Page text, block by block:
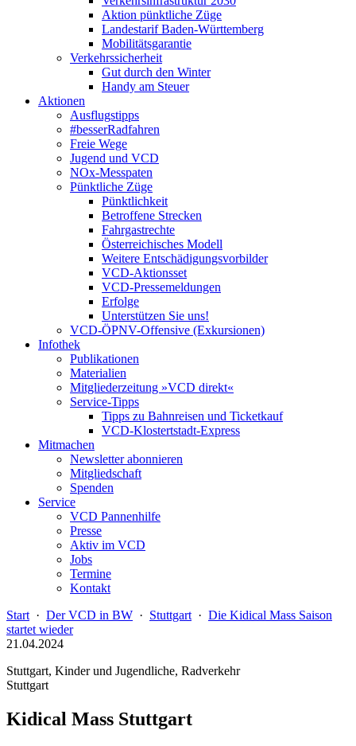
Aktion pünktliche Züge
Landestarif Baden-Württemberg
Mobilitätsgarantie
Verkehrssicherheit
Gut durch den Winter
Handy am Steuer
Aktionen
Ausflugstipps
#besserRadfahren
Freie Wege
Jugend und VCD
NOx-Messpaten
Pünktliche Züge
Pünktlichkeit
Betroffene Strecken
Fahrgastrechte
Österreichisches Modell
Weitere Entschädigungsvorbilder
VCD-Aktionsset
VCD-Pressemeldungen
Erfolge
Unterstützen Sie uns!
VCD-ÖPNV-Offensive (Exkursionen)
Infothek
Publikationen
Materialien
Mitgliederzeitung »VCD direkt«
Service-Tipps
Tipps zu Bahnreisen und Ticketkauf
VCD-Klostertstadt-Express
Mitmachen
Newsletter abonnieren
Mitgliedschaft
Spenden
Service
VCD Pannenhilfe
Presse
Aktiv im VCD
Jobs
Termine
Kontakt
Start · Der VCD in BW · Stuttgart · Die Kidical Mass Saison
startet wieder
21.04.2024
Stuttgart, Kinder und Jugendliche, Radverkehr
Stuttgart
Kidical Mass Stuttgart